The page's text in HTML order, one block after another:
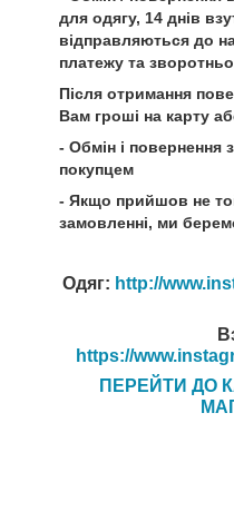
для одягу, 14 днів
відправляються до
платежу та
Після отримання
Вам гроші на карту
- Обмін і повернення
покупцем
- Якщо прийшов не
замовленні, ми
Одяг: http://
https://
ПЕРЕЙТИ ДО